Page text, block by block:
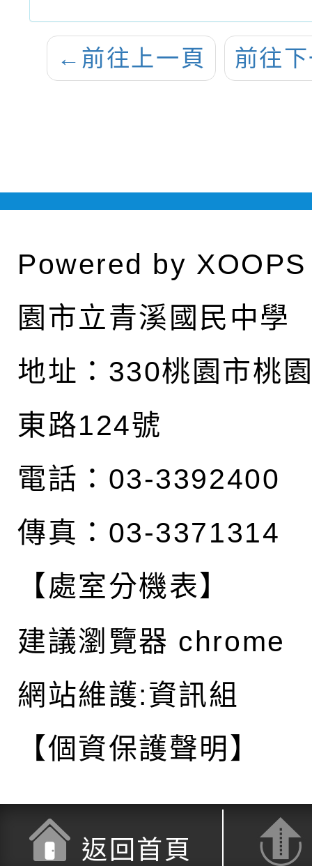
← 前往上一頁 前往
Powered by XOOPS
園市立青溪國民中學
地址： 330桃園市桃
東路124號
電話：03-3392400
傳真：03-3371314
【處室分機表】
建議瀏覽器 chrome
網站維護:資訊組
【個資保護聲明】
返回首頁